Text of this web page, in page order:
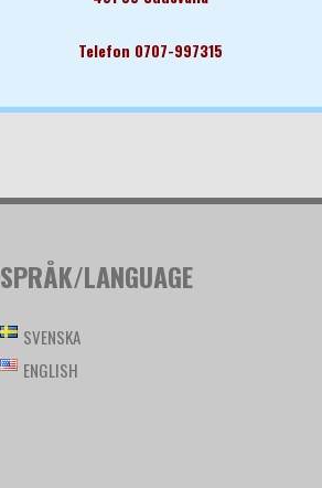
Telefon 0707-997315
SPRÅK/LANGUAGE
SVENSKA
ENGLISH